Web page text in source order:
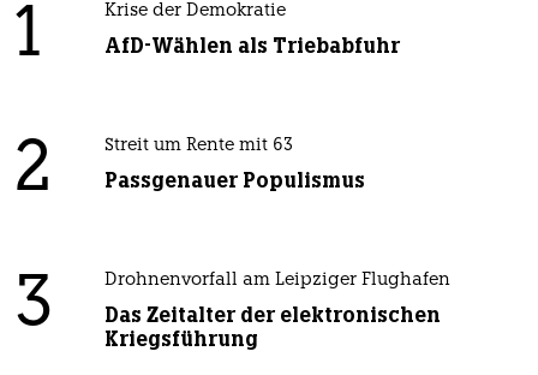
1 Krise der Demokratie
AfD-Wählen als Triebabfuhr
2 Streit um Rente mit 63
Passgenauer Populismus
3 Drohnenvorfall am Leipziger Flughafen
Das Zeitalter der elektronischen
Kriegsführung